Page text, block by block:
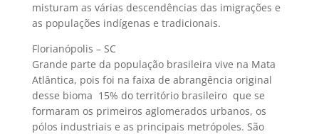
misturam as várias descendências das imigrações e
as populações indígenas e tradicionais.
Florianópolis – SC
Grande parte da população brasileira vive na Mata
Atlântica, pois foi na faixa de abrangência original
desse bioma  15% do território brasileiro  que se
formaram os primeiros aglomerados urbanos, os
pólos industriais e as principais metrópoles. São